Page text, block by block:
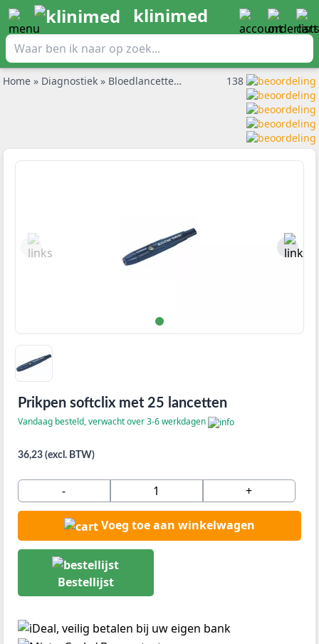
klinimed
Home » Diagnostiek » Bloedlancetten en prikpennen »Prikpen
138
Prikpen softclix met 25 lancetten
Vandaag besteld, verwacht over 3-6 werkdagen
36,23 (excl. BTW)
- +
Voeg toe aan winkelwagen
Bestellijst